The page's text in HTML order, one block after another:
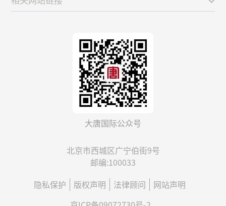
大唐国际公众号
北京市西城区广宁伯街9号
邮编:100033
隐私保护
版权声明 法律顾问
网站声明